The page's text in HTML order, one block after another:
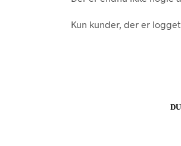
Kun kunder, der er